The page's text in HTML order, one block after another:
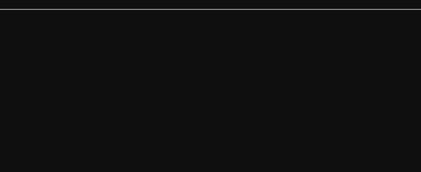
integriertesRadiomodulhat, musst du unterwegs nicht zwangsläufig